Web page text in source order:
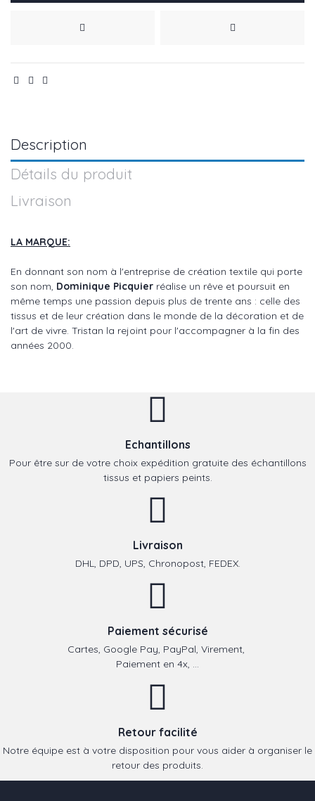
Description
Détails du produit
Livraison
LA MARQUE:
En donnant son nom à l'entreprise de création textile qui porte
son nom, Dominique Picquier réalise un rêve et poursuit en
même temps une passion depuis plus de trente ans : celle des
tissus et de leur création dans le monde de la décoration et de
l'art de vivre. Tristan la rejoint pour l'accompagner à la fin des
années 2000.
Echantillons
Pour être sur de votre choix expédition gratuite des échantillons
tissus et papiers peints.
Livraison
DHL, DPD, UPS, Chronopost, FEDEX.
Paiement sécurisé
Cartes, Google Pay, PayPal, Virement,
Paiement en 4x, ...
Retour facilité
Notre équipe est à votre disposition pour vous aider à organiser le
retour des produits.